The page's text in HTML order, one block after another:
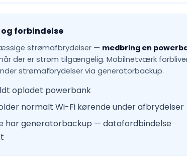
forbindelse
strømafbrydelser — medbring en
der er strøm tilgængelig. Mobilnetværk
strømafbrydelser via generatorbackup.
opladet powerbank
normalt Wi-Fi kørende under afbrydelser
har generatorbackup — datafordbindelse